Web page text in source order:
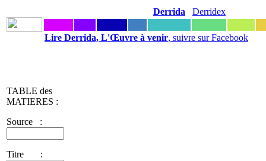
Derrida Derridex
Lire Derrida, L'Œuvre à venir, suivre sur Facebook
TABLE des
MATIERES :
Source :
Titre :